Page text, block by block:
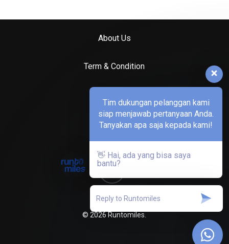
Rp0
page
About Us
Term & Condition
Contact us
instagram
© 2026 Runtomiles.
Tim dukungan pelanggan kami
siap menjawab pertanyaan Anda.
Tanyakan apa saja kepada kami!
👋 Hai, ada yang bisa saya
bantu?